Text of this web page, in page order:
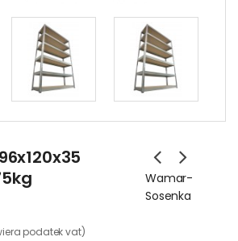
Wamar-
Sosenka
podatek vat)